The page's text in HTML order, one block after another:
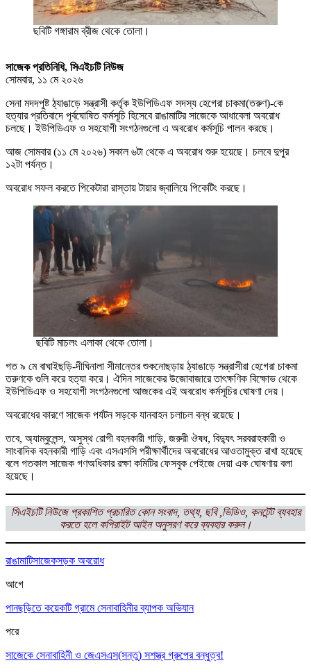
ছবিটি গঙ্গারাম ব্রীজ থেকে তোলা।
সাজেক প্রতিনিধি, সিএইচটি নিউজ
সোমবার, ১১ মে ২০২৬
সেনা মদদপুষ্ট ঠ্যাঙাড়ে সন্ত্রাসী কর্তৃক ইউপিডিএফ সদস্য হেগেরা চাকমা(তরুণ)-কে
হত্যার প্রতিবাদে পূর্বঘোষিত কর্মসূচি হিসেবে রাঙামাটির সাজেকে আধাবেলা অবরোধ
চলছে। ইউপিডিএফ ও সহযোগী সংগঠনগুলো এ অবরোধ কর্মসূচি পালন করছে।
আজ সোমবার (১১ মে ২০২৬) সকাল ৬টা থেকে এ অবরোধ শুরু হয়েছে। চলবে দুপুর
১২টা পর্যন্ত।
অবরোধ সফল করতে পিকেটারা রাস্তায় টায়ার জ্বালিয়ে পিকেটিং করছে।
ছবিটি মাচলং এলাকা থেকে তোলা।
গত ৯ মে বাঘাইছড়ি-দীঘিনালা সীমান্তের শুকনোছড়ায় ঠ্যাঙাড়ে সন্ত্রাসীরা হেগেরা চাকমা
তরুণকে গুলি করে হত্যা করে। ঐদিন সাজেকের উজোবাজারে তাৎক্ষণিক বিক্ষোভ থেকে
ইউপিডিএফ ও সহযোগী সংগঠনগুলো আজকের এই অবরোধ কর্মসূচির ঘোষণা দেয়।
অবরোধের কারণে সাজেক পর্যটন সড়কে যানবাহন চলাচল বন্ধ রয়েছে।
তবে, অ্যাম্বুলেন্স, অসুস্থ রোগী বহনকারী গাড়ি, জরুরী ঔষধ, বিদ্যুৎ সরবরাহকারী ও
সাংবাদিক বহনকারী গাড়ি এবং এসএসসি পরীক্ষার্থীদের অবরোধের আওতামুক্ত রাখা হয়েছে
বলে গতকাল সাজেক গণঅধিকার রক্ষা কমিটির ফেসবুক পেইজে দেয়া এক ঘোষণায় বলা
হয়েছে।
সিএইচটি নিউজে প্রকাশিত প্রচারিত কোন সংবাদ, তথ্য, ছবি ,ভিডিও, কনটেন্ট ব্যবহার
করতে হলে কপিরাইট আইন অনুসরণ করে ব্যবহার করুন।
রাঙামাটিসাজেকসড়ক অবরোধ
আগে
পানছড়িতে কয়েকটি গ্রামে সেনাবাহিনীর ব্যাপক অভিযান
পরে
সাজেকে সেনাবাহিনী ও জেএসএস(সন্তু) সশস্ত্র গ্রুপের বন্ধুত্ব!